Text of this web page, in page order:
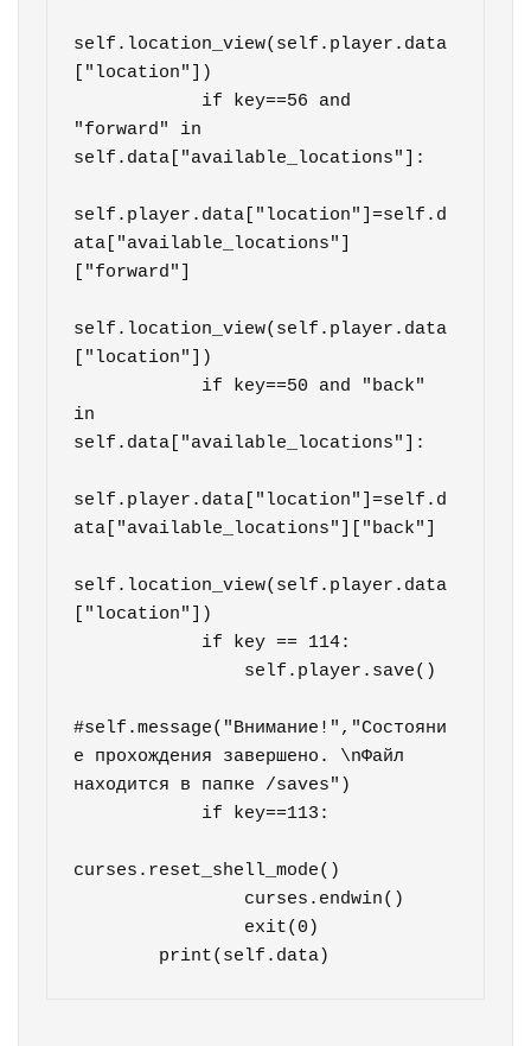
self.location_view(self.player.data
["location"])
"forward" in
self.data["available_locations"]:
self.player.data["location"]=self.d
ata["available_locations"]
["forward"]
self.location_view(self.player.data
["location"])
in
self.data["available_locations"]:
self.player.data["location"]=self.d
ata["available_locations"]["back"]
self.location_view(self.player.data
["location"])
#self.message("Внимание!","Состояни
е прохождения завершено. \nФайл
находится в папке /saves")
curses.reset_shell_mode()
        print(self.data)